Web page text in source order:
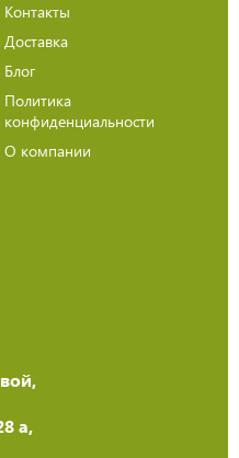
Контакты
Доставка
Блог
Политика
конфиденциальности
О компании
а,